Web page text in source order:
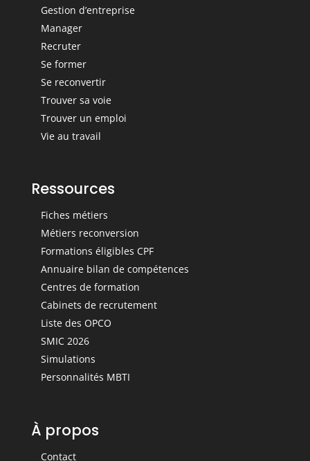
Gestion d’entreprise
Manager
Recruter
Se former
Se reconvertir
Trouver sa voie
Trouver un emploi
Vie au travail
Ressources
Fiches métiers
Métiers reconversion
Formations éligibles CPF
Annuaire bilan de compétences
Centres de formation
Cabinets de recrutement
Liste des OPCO
SMIC 2026
Simulations
Personnalités MBTI
À propos
Contact